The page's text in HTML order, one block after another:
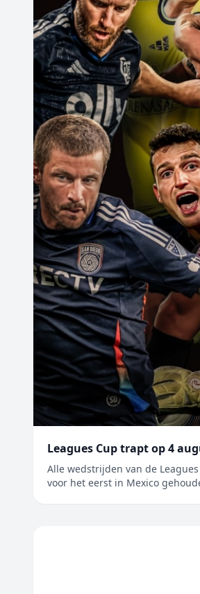
Leagues Cup trapt op 4
Alle wedstrijden van de
voor het eerst in Mexico